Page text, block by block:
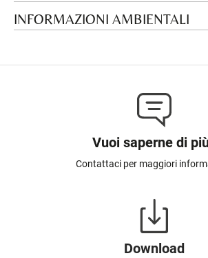
INFORMAZIONI AMBIENTALI
Vuoi saperne di
Contattaci per maggiori
Download